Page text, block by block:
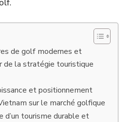
de golf modernes et
de la stratégie touristique
et positionnement
sur le marché golfique
d’un tourisme durable et